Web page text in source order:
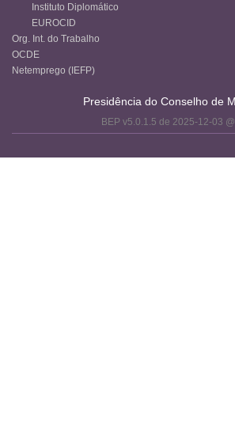
Instituto Diplomático
EUROCID
Org. Int. do Trabalho
OCDE
Netemprego (IEFP)
Presidência do Conselho de
BEP v5.0.1.5 de 2025-12-03